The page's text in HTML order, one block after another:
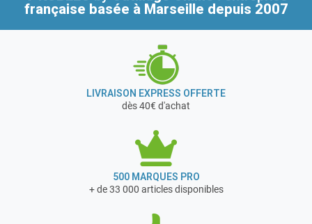
française basée à Marseille depuis 2007
LIVRAISON EXPRESS OFFERTE
dès 40€ d'achat
500 MARQUES PRO
+ de 33 000 articles disponibles